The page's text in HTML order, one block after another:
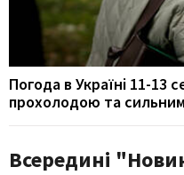
Погода в Україні 11-13
прохолодою та
Всередині